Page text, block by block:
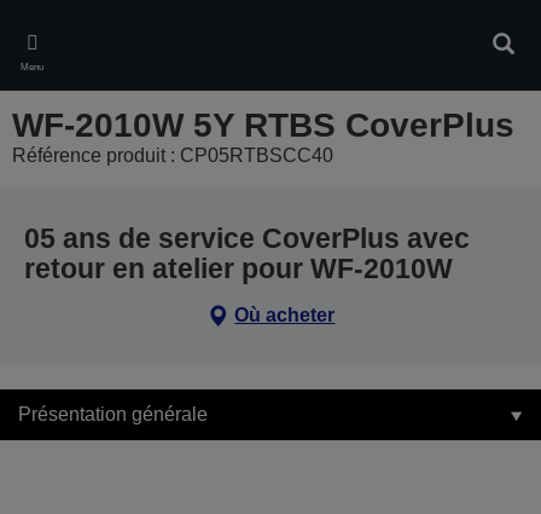
main
content
Menu
WF-2010W 5Y RTBS CoverPlus
Référence produit : CP05RTBSCC40
05 ans de service CoverPlus avec
retour en atelier pour WF-2010W
Où acheter
Présentation générale